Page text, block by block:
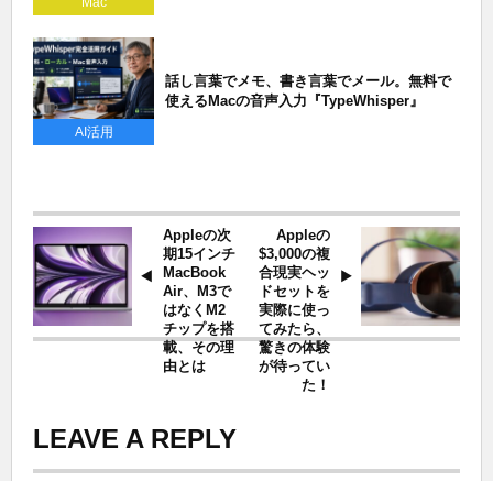
AI活用
話し言葉でメモ、書き言葉でメール。無料で
使えるMacの音声入力『TypeWhisper』
Appleの次
期15インチ
MacBook
Air、M3で
はなくM2
チップを搭
載、その理
由とは
Appleの
$3,000の複
合現実ヘッ
ドセットを
実際に使っ
てみたら、
驚きの体験
が待ってい
た！
LEAVE A REPLY